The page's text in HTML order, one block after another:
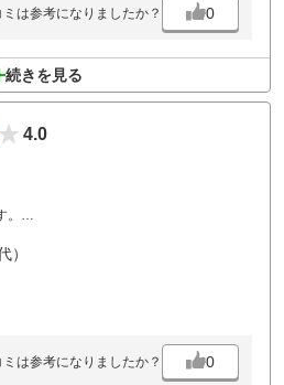
ミは参考になりましたか？ 0
続きを見る
4.0
）
ミは参考になりましたか？ 0